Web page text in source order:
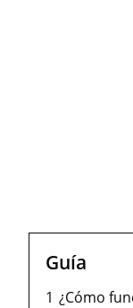
Guía
1 ¿Cómo